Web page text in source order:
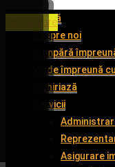
Acasă
Despre noi
Cumpără
Vinde împreună
Închiriază
Servicii
Asigurare
De închiriat
De închiriat
De închiriat
De vânzare